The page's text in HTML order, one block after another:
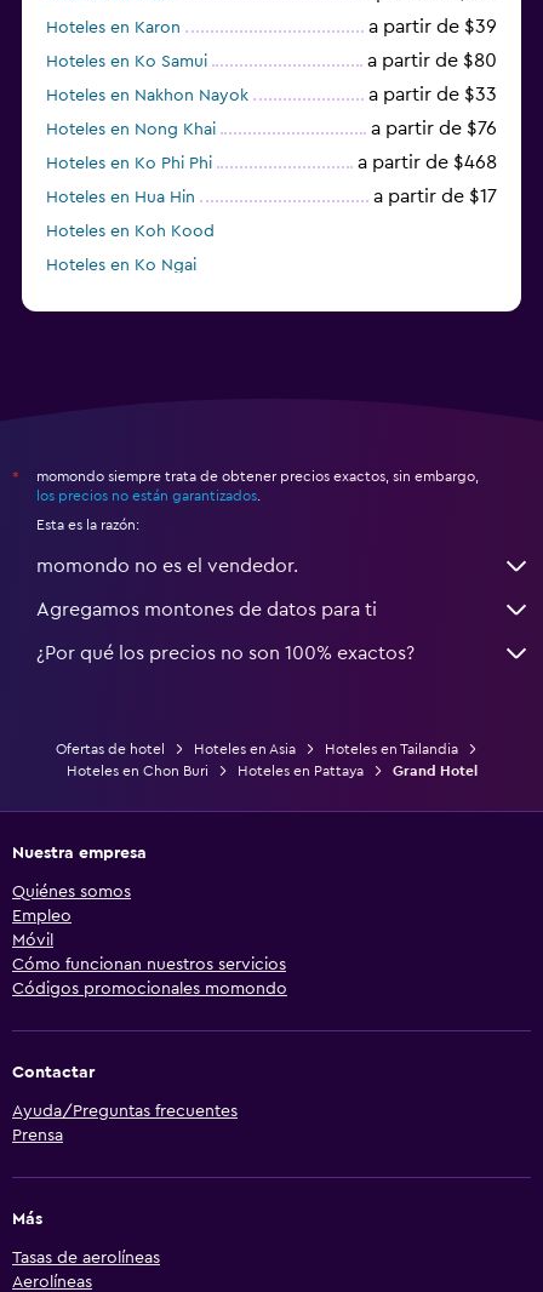
Hoteles en Karon a partir de $39
Hoteles en Ko Samui a partir de $80
Hoteles en Nakhon Nayok a partir de $33
Hoteles en Nong Khai a partir de $76
Hoteles en Ko Phi Phi a partir de $468
Hoteles en Hua Hin a partir de $17
Hoteles en Koh Kood
Hoteles en Ko Ngai
*
momondo siempre trata de obtener precios exactos, sin embargo,
los precios no están garantizados
Esta es la razón:
momondo no es el vendedor.
Agregamos montones de datos para ti
¿Por qué los precios no son 100% exactos?
Ofertas de hotel Hoteles en Asia
Hoteles en Tailandia
Hoteles en Chon Buri
Hoteles en Pattaya Grand Hotel
Nuestra empresa
Quiénes somos
Empleo
Móvil
Cómo funcionan nuestros servicios
Códigos promocionales momondo
Contactar
Ayuda/Preguntas frecuentes
Prensa
Más
Tasas de aerolíneas
Aerolíneas